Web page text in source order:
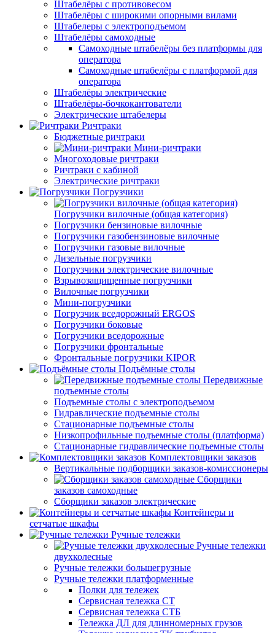
Штабелёры с противовесом
Штабелёры с широкими опорными вилами
Штабелеры с электроподъемом
Штабелёры самоходные
Самоходные штабелёры без платформы для
оператора
Самоходные штабелёры с платформой для
оператора
Штабелёры электрические
Штабелёры-бочкокантователи
Электрические штабелеры
Ричтраки
Бюджетные ричтраки
Мини-ричтраки
Многоходовые ричтраки
Ричтраки с кабиной
Электрические ричтраки
Погрузчики
Погрузчики вилочные (общая категория)
Погрузчики бензиновые вилочные
Погрузчики газобензиновые вилочные
Погрузчики газовые вилочные
Дизельные погрузчики
Погрузчики электрические вилочные
Взрывозащищенные погрузчики
Вилочные погрузчики
Мини-погрузчики
Погрузчик вседорожный ERGOS
Погрузчики боковые
Погрузчики вседорожные
Погрузчики фронтальные
Фронтальные погрузчики KIPOR
Подъёмные столы
Передвижные
подъемные столы
Подъемные столы с электроподъемом
Гидравлические подъемные столы
Стационарные подъемные столы
Низкопрофильные подъемные столы (платформа)
Стационарные гидравлические подъемные столы
Комплектовщики заказов
Вертикальные подборщики заказов-комиссионеры
Сборщики
заказов самоходные
Сборщики заказов электрические
Контейнеры и
сетчатые шкафы
Ручные тележки
Ручные тележки
двухколесные
Ручные тележки большегрузные
Ручные тележки платформенные
Полки для тележек
Сервисная тележка СТ
Сервисная тележка СТБ
Тележка ДЛ для длинномерных грузов